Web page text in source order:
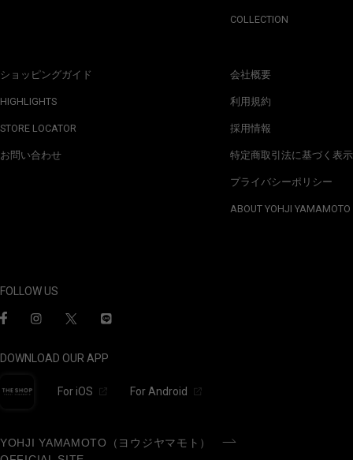
ショッピングガイド
HIGHLIGHTS
STORE LOCATOR
お問い合わせ
COLLECTION
会社概要
利用規約
採用情報
特定商取引法に基づく表示
プライバシーポリシー
ABOUT YOHJI YAMAMOTO
FOLLOW US
DOWNLOAD OUR APP
For iOS For Android
YOHJI YAMAMOTO（ヨウジヤマモト）